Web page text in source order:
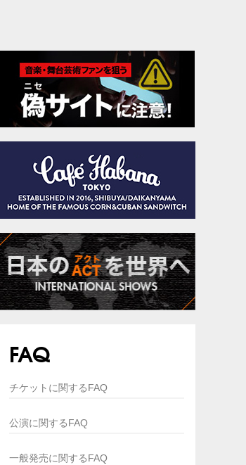
FAQ
チケットに関するFAQ
公演に関するFAQ
一般発売に関するFAQ